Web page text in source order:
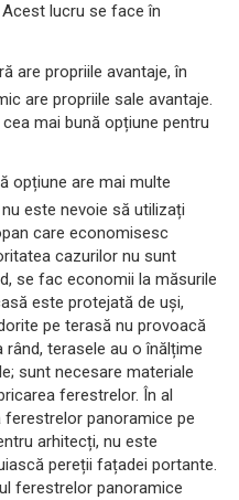
lucru se face în
are propriile avantaje, în
are propriile sale avantaje.
mai bună opțiune pentru
opțiune are mai multe
este nevoie să utilizați
care economisesc
cazurilor nu sunt
se fac economii la măsurile
este protejată de uși,
pe terasă nu provoacă
rând, terasele au o înălțime
sunt necesare materiale
ferestrelor. În al
ferestrelor panoramice pe
arhitecți, nu este
pereții fațadei portante.
ferestrelor panoramice